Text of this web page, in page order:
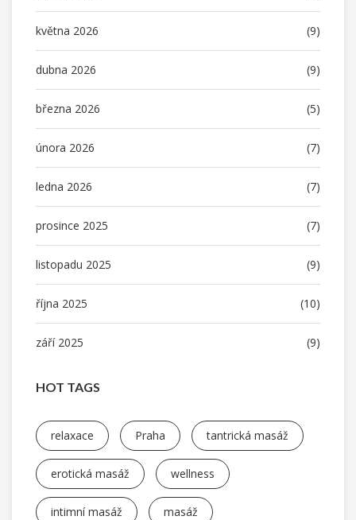
května 2026 (9)
dubna 2026 (9)
března 2026 (5)
února 2026 (7)
ledna 2026 (7)
prosince 2025 (7)
listopadu 2025 (9)
října 2025 (10)
září 2025 (9)
HOT TAGS
relaxace Praha tantrická masáž
erotická masáž wellness
intimní masáž masáž